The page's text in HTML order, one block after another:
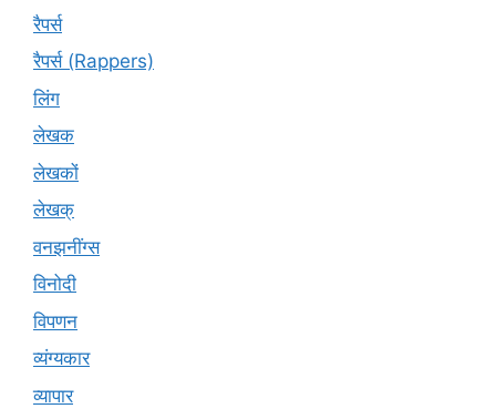
रैपर्स
रैपर्स (Rappers)
लिंग
लेखक
लेखकों
लेखक्
वनझनींग्स
विनोदी
विपणन
व्यंग्यकार
व्यापार